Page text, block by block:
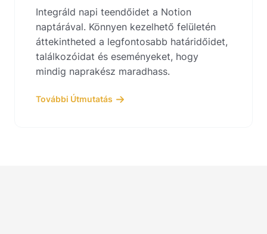
Integráld napi teendőidet a Notion
naptárával. Könnyen kezelhető felületén
áttekintheted a legfontosabb határidőidet,
találkozóidat és eseményeket, hogy
mindig naprakész maradhass.
További Útmutatás